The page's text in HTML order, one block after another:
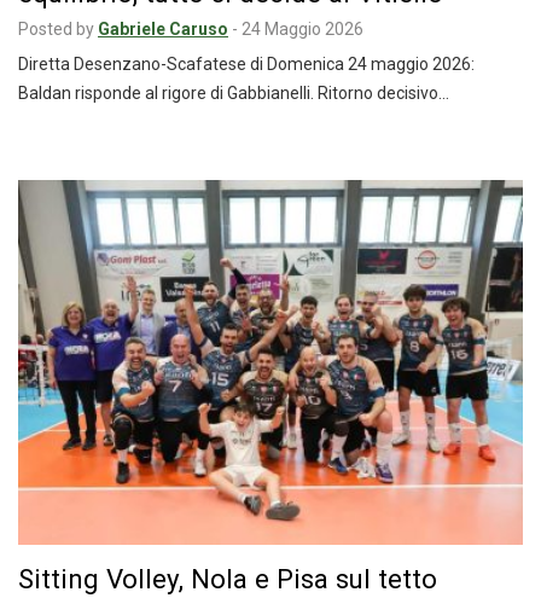
Posted by Gabriele Caruso - 24 Maggio 2026
Diretta Desenzano-Scafatese di Domenica 24 maggio 2026:
Baldan risponde al rigore di Gabbianelli. Ritorno decisivo…
Sitting Volley, Nola e Pisa sul tetto